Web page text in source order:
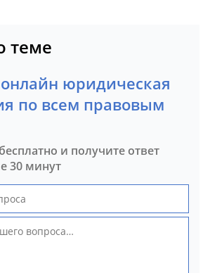
теме
юридическая
по всем правовым
и получите ответ
30 минут